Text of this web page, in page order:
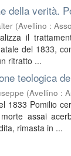
della verità.
(Avellino :
il
del 1833,
ritratto ...
teologica
(Avellino :
1833 Pomilio
assai
rimasta in ...